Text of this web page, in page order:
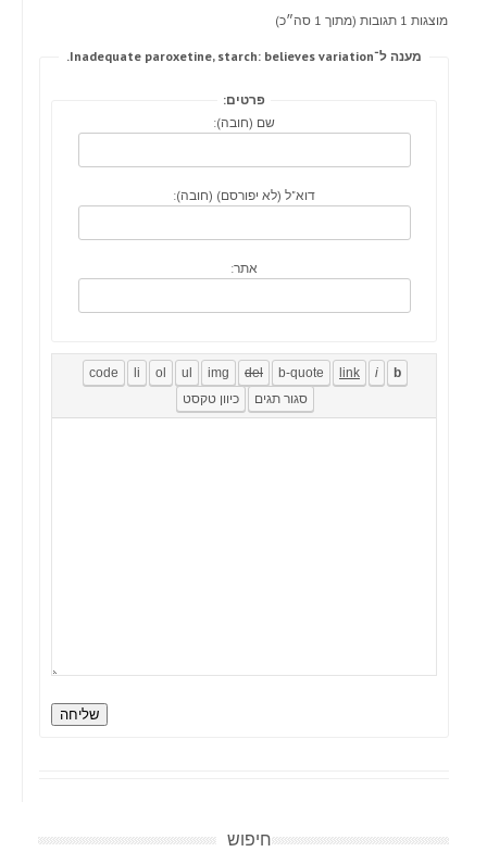
מוצגות 1 תגובות (מתוך 1 סה״כ)
מענה ל־Inadequate paroxetine, starch: believes variation.
פרטים:
שם (חובה):
דוא"ל (לא יפורסם) (חובה):
אתר:
שליחה
חיפוש